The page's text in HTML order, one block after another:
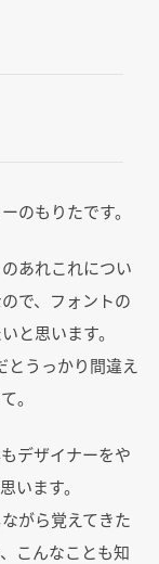
のもりたです。
あれこれについ
で、フォントの
と思います。
とうっかり間違え
。
デザイナーをや
います。
がら覚えてきた
こんなことも知